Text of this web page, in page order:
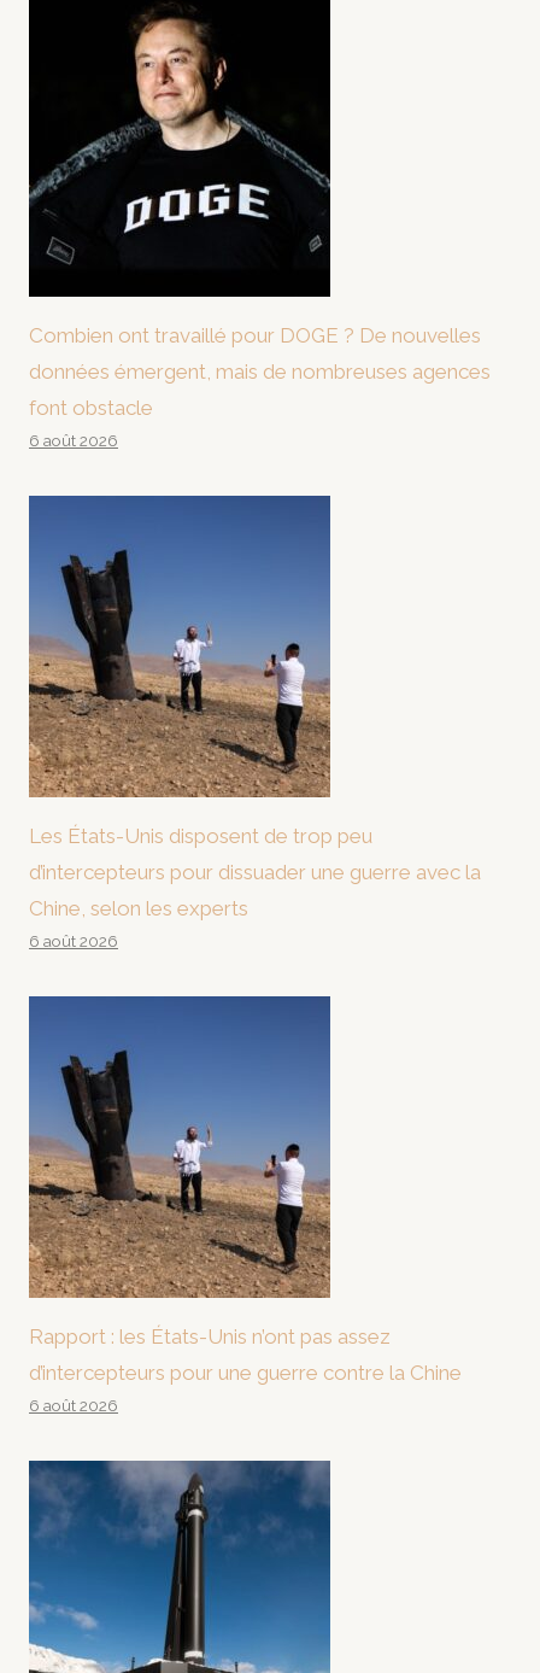
Combien ont travaillé pour DOGE ? De nouvelles
données émergent, mais de nombreuses agences
font obstacle
6 août 2026
Les États-Unis disposent de trop peu
d’intercepteurs pour dissuader une guerre avec la
Chine, selon les experts
6 août 2026
Rapport : les États-Unis n’ont pas assez
d’intercepteurs pour une guerre contre la Chine
6 août 2026